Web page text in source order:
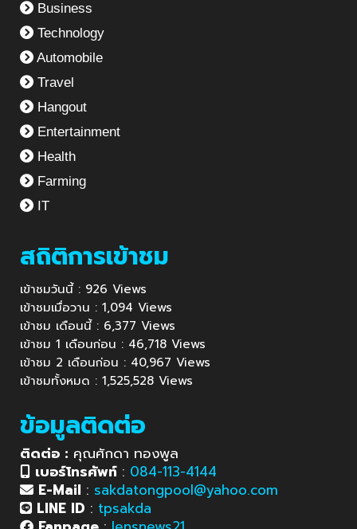
Business
Technology
Automobile
Travel
Hangout
Entertainment
Health
Farming
IT
สถิติการเข้าชม
เข้าชมวันนี้ : 926 Views
เข้าชมเมื่อวาน : 1,094 Views
เข้าชม เดือนนี้ : 6,377 Views
เข้าชม 1 เดือนก่อน : 46,718 Views
เข้าชม 2 เดือนก่อน : 40,967 Views
เข้าชมทั้งหมด : 1,525,528 Views
ข้อมูลติดต่อ
ติดต่อ : คุณศักดา ทองพูล
เบอร์โทรศัพท์ : 084-113-4144
E-Mail : sakdatongpool@yahoo.com
LINE ID : tpsakda